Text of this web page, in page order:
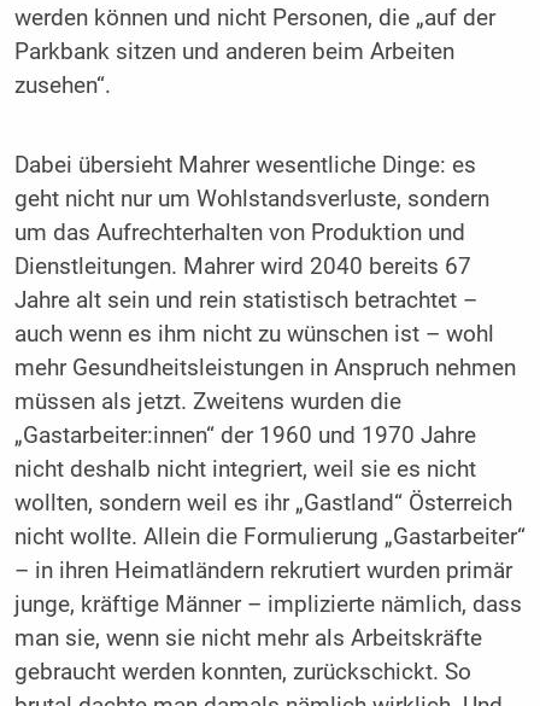
werden können und nicht Personen, die „auf der
Parkbank sitzen und anderen beim Arbeiten
zusehen“.
Dabei übersieht Mahrer wesentliche Dinge: es
geht nicht nur um Wohlstandsverluste, sondern
um das Aufrechterhalten von Produktion und
Dienstleitungen. Mahrer wird 2040 bereits 67
Jahre alt sein und rein statistisch betrachtet –
auch wenn es ihm nicht zu wünschen ist – wohl
mehr Gesundheitsleistungen in Anspruch nehmen
müssen als jetzt. Zweitens wurden die
„Gastarbeiter:innen“ der 1960 und 1970 Jahre
nicht deshalb nicht integriert, weil sie es nicht
wollten, sondern weil es ihr „Gastland“ Österreich
nicht wollte. Allein die Formulierung „Gastarbeiter“
– in ihren Heimatländern rekrutiert wurden primär
junge, kräftige Männer – implizierte nämlich, dass
man sie, wenn sie nicht mehr als Arbeitskräfte
gebraucht werden konnten, zurückschickt. So